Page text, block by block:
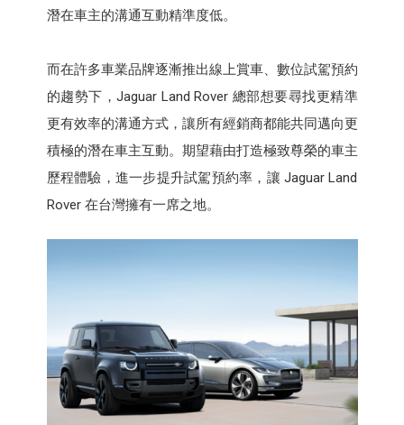
潛在車主的溝通互動精準度低。
而在許多車業品牌逐漸推出線上賞車、數位試駕預約
的趨勢下，Jaguar Land Rover 總部想要尋找更精準
更有效率的溝通方式，讓所有經銷商都能共同邁向更
積極的潛在車主互動。期望藉由打造極致尊榮的車主
歷程體驗，進一步提升試駕預約率，讓 Jaguar Land
Rover 在台灣擁有一席之地。